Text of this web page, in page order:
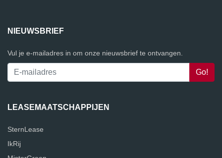
NIEUWSBRIEF
Vul je e-mailadres in om onze nieuwsbrief te ontvangen.
LEASEMAATSCHAPPIJEN
SternLease
IkRij